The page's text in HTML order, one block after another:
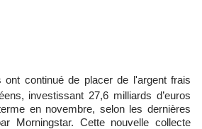
ont continué de placer de l'argent frais
investissant 27,6 milliards d’euros
en novembre, selon les dernières
Morningstar. Cette nouvelle collecte